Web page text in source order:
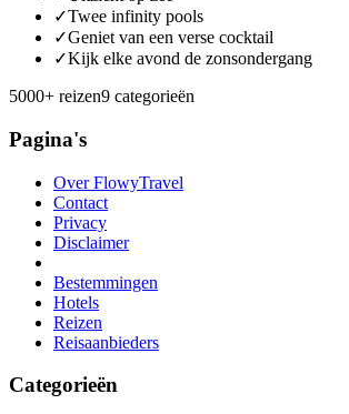
✓Twee infinity pools
✓Geniet van een verse cocktail
✓Kijk elke avond de zonsondergang
5000+ reizen9 categorieën
Pagina's
Over FlowyTravel
Contact
Privacy
Disclaimer
Bestemmingen
Hotels
Reizen
Reisaanbieders
Categorieën